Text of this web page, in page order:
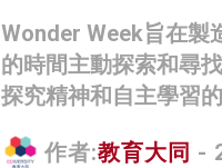
Wonder Week旨在製
的時間主動探索和尋
探究精神和自主學習的
作者:教育大同 -